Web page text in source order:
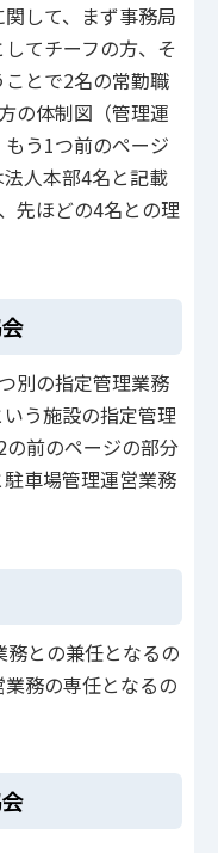
して、まず事務局
てチーフの方、そ
とで2名の常勤職
の体制図（管理運
う1つ前のページ
人本部4名と記載
先ほどの4名との理
別の指定管理業務
う施設の指定管理
前のページの部分
車場管理運営業務
務との兼任となるの
務の専任となるの